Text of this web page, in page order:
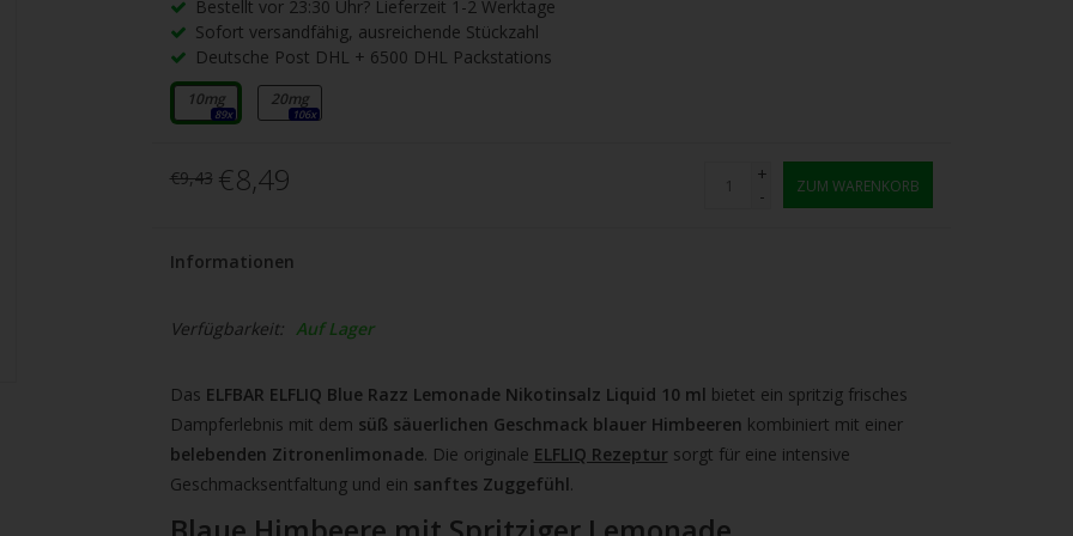
Bestellt vor 23:30 Uhr? Lieferzeit 1-2 Werktage
Sofort versandfähig, ausreichende Stückzahl
Deutsche Post DHL + 6500 DHL Packstations
10mg
89x
20mg
106x
€9,43 €8,49
+
-
ZUM WARENKORB
Informationen
Verfügbarkeit: Auf Lager
Das ELFBAR ELFLIQ Blue Razz Lemonade Nikotinsalz Liquid 10 ml bietet ein spritzig frisches
Dampferlebnis mit dem süß säuerlichen Geschmack blauer Himbeeren kombiniert mit einer
belebenden Zitronenlimonade. Die originale ELFLIQ Rezeptursorgt für eine intensive
Geschmacksentfaltung und ein sanftes Zuggefühl.